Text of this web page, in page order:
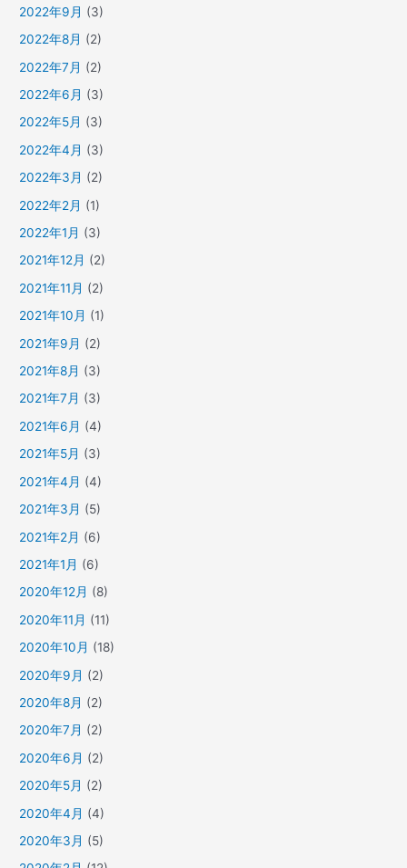
2022年9月 (3)
2022年8月 (2)
2022年7月 (2)
2022年6月 (3)
2022年5月 (3)
2022年4月 (3)
2022年3月 (2)
2022年2月 (1)
2022年1月 (3)
2021年12月 (2)
2021年11月 (2)
2021年10月 (1)
2021年9月 (2)
2021年8月 (3)
2021年7月 (3)
2021年6月 (4)
2021年5月 (3)
2021年4月 (4)
2021年3月 (5)
2021年2月 (6)
2021年1月 (6)
2020年12月 (8)
2020年11月 (11)
2020年10月 (18)
2020年9月 (2)
2020年8月 (2)
2020年7月 (2)
2020年6月 (2)
2020年5月 (2)
2020年4月 (4)
2020年3月 (5)